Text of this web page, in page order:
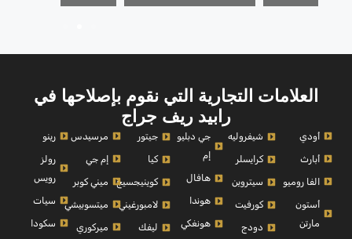
العلامات التجارية التي نقوم بإصلاحها في
رابيد ريف جراج
أودي
أبارث
الفا روميو
أستون
مارتن
شيفروليه
كرايسلر
سيتروين
كورفيت
دودج
جي دبليو
إم
هافال
هوندا
هونغكي
جيتور
كيا
كوينيجسيج
لامبورغيني
ليفك
مرسيدس
إم جي
ميني كوبر
ميتسوبيشي
ميركوري
رينو
رولز
رويس
سيات
سكودا